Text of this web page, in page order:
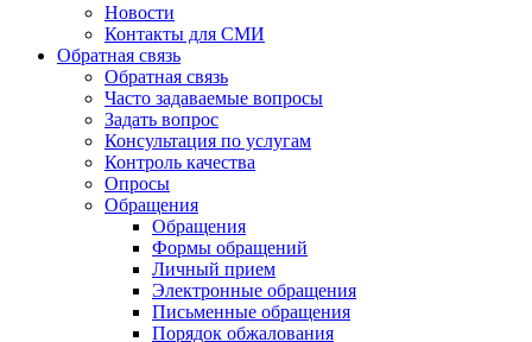
Новости
Контакты для СМИ
Обратная связь
Обратная связь
Часто задаваемые вопросы
Задать вопрос
Консультация по услугам
Контроль качества
Опросы
Обращения
Обращения
Формы обращений
Личный прием
Электронные обращения
Письменные обращения
Порядок обжалования